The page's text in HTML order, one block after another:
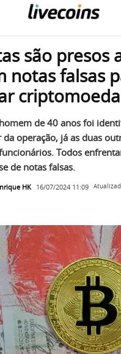
são presos
notas falsas
de 40 anos foi
operação, já as duas
Todos
de notas falsas.
HK 16/07/2024 11:09